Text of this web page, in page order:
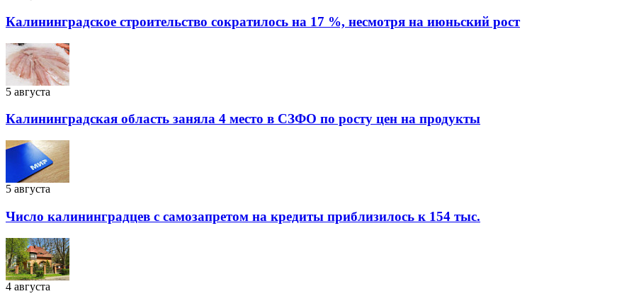
Калининградское строительство сократилось на 17 %, несмотря на июньский рост
5 августа
Калининградская область заняла 4 место в СЗФО по росту цен на продукты
5 августа
Число калининградцев с самозапретом на кредиты приблизилось к 154 тыс.
4 августа